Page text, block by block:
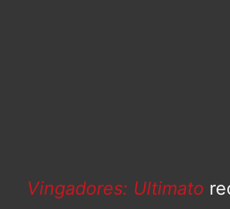
Vingadores: Ultimato